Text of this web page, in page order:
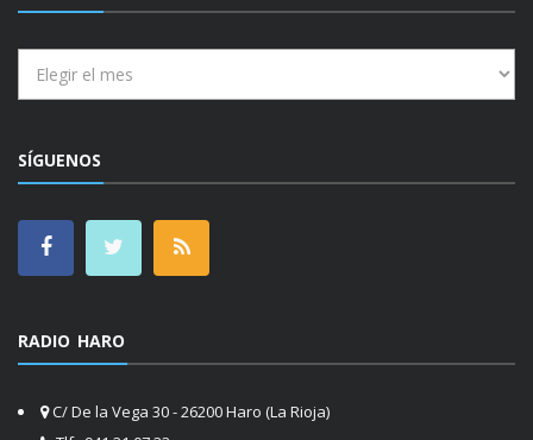
SÍGUENOS
RADIO HARO
C/ De la Vega 30 - 26200 Haro (La Rioja)